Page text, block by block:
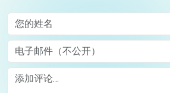
您的姓名
电子邮件（不公开）
Comment